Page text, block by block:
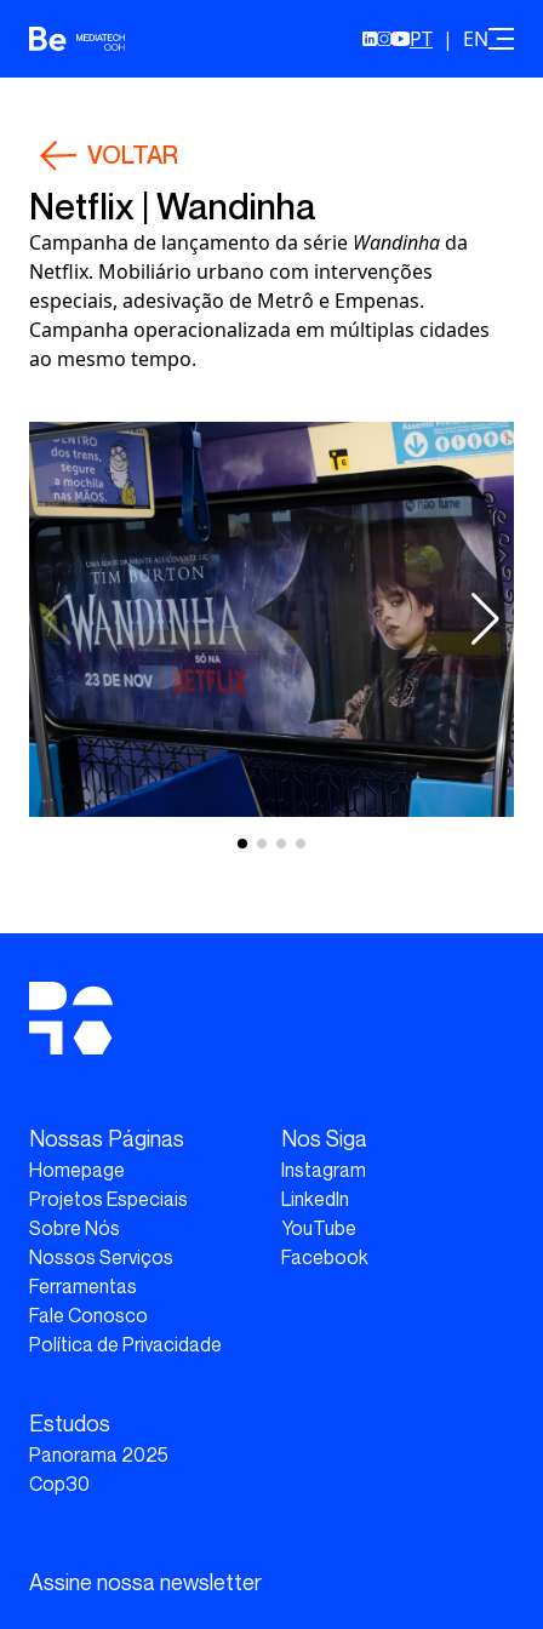
PT | EN
VOLTAR
Netflix | Wandinha
Campanha de lançamento da série Wandinhada
Netflix. Mobiliário urbano com intervenções
especiais, adesivação de Metrô e Empenas.
Campanha operacionalizada em múltiplas cidades
ao mesmo tempo.
Nossas Páginas
Homepage
Projetos Especiais
Sobre Nós
Nossos Serviços
Ferramentas
Fale Conosco
Política de Privacidade
Nos Siga
Instagram
LinkedIn
YouTube
Facebook
Estudos
Panorama 2025
Cop30
Assine nossa newsletter